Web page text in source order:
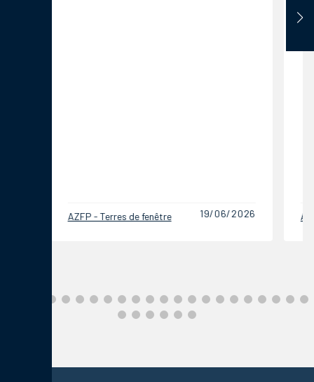
AZFP - Terres de fenêtre 19/06/2026 AZFP -